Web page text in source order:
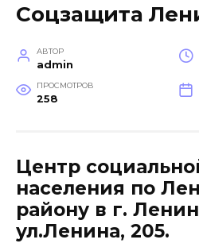
Соцзащита
АВТОР
admin
ПРОСМОТРОВ
258
Центр
населения по
району в г.
ул.Ленина, 205.